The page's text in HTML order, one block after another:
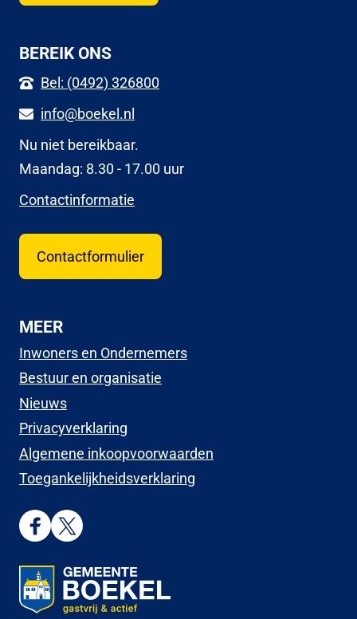
BEREIK ONS
Bel: (0492) 326800
info@boekel.nl
Nu niet bereikbaar.
Maandag: 8.30 - 17.00 uur
Contactinformatie
Contactformulier
MEER
Inwoners en Ondernemers
Bestuur en organisatie
Nieuws
Privacyverklaring
Algemene inkoopvoorwaarden
Toegankelijkheidsverklaring